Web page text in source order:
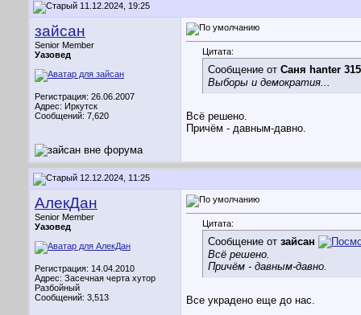
11.12.2024, 19:25
зайсан
Senior Member
Уазовед
Регистрация: 26.06.2007
Адрес: Иркутск
Сообщений: 7,620
Цитата:
Сообщение от Саня hanter
Выборы и демократия...
Всё решено.
Причём - давным-давно.
12.12.2024, 11:25
АлекДан
Senior Member
Уазовед
Регистрация: 14.04.2010
Адрес: Засечная черта хутор
Разбойный
Сообщений: 3,513
Цитата:
Сообщение от зайсан
Всё решено.
Причём - давным-давно.
Все украдено еще до нас.